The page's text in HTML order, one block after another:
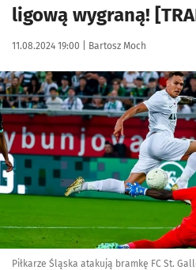
ligową wygraną!
Data publikacji:
11.08.2024 19:00 | Autor:
Bartosz Moch
Kliknij, aby powiększyć
Piłkarze Śląska atakują bramkę FC St.